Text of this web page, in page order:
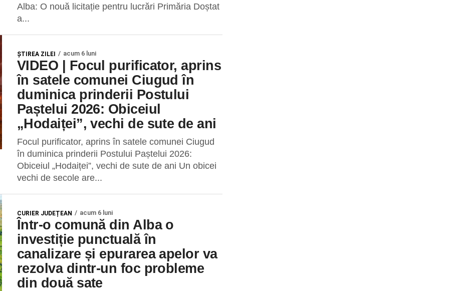
Alba: O nouă licitație pentru lucrări Primăria Doștat
a...
ŞTIREA ZILEI acum 6 luni
VIDEO | Focul purificator, aprins
în satele comunei Ciugud în
duminica prinderii Postului
Paștelui 2026: Obiceiul
„Hodaiței”, vechi de sute de ani
Focul purificator, aprins în satele comunei Ciugud
în duminica prinderii Postului Paștelui 2026:
Obiceiul „Hodaiței”, vechi de sute de ani Un obicei
vechi de secole are...
CURIER JUDEȚEAN acum 6 luni
Într-o comună din Alba o
investiție punctuală în
canalizare și epurarea apelor va
rezolva dintr-un foc probleme
din două sate